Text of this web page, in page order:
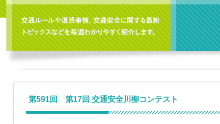
第591回 第17回 交通安全川柳コンテスト